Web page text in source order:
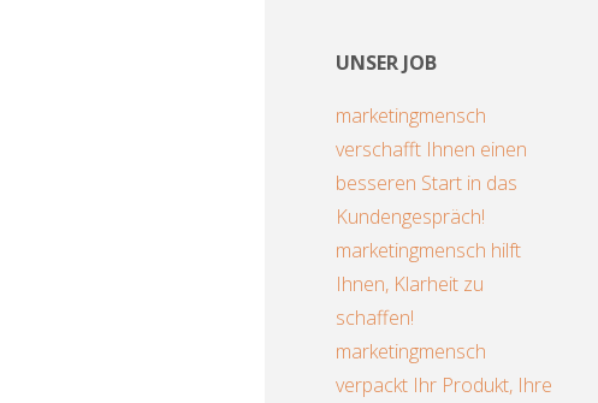
UNSER JOB
marketingmensch
verschafft Ihnen einen
besseren Start in das
Kundengespräch!
marketingmensch hilft
Ihnen, Klarheit zu
schaffen!
marketingmensch
verpackt Ihr Produkt, Ihre